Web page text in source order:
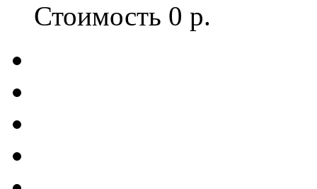
Стоимость 0 р.